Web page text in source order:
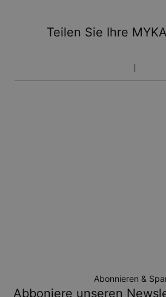
Teilen Sie Ihre
Abonnieren &
Abboniere unseren